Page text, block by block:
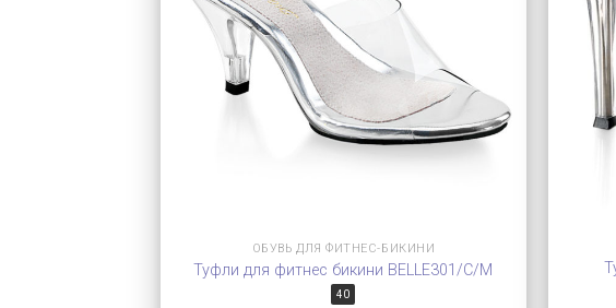
ОБУВЬ ДЛЯ ФИТНЕС-БИКИНИ
Туфли для фитнес бикини BELLE301/C/M
40